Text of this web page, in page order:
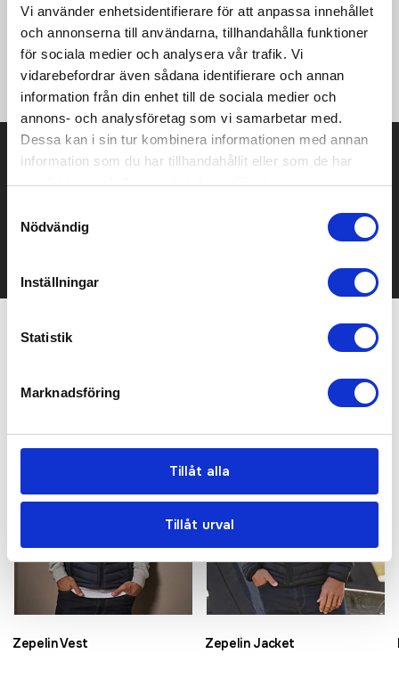
Vi använder enhetsidentifierare för att anpassa innehållet
och annonserna till användarna, tillhandahålla funktioner
för sociala medier och analysera vår trafik. Vi
vidarebefordrar även sådana identifierare och annan
information från din enhet till de sociala medier och
annons- och analysföretag som vi samarbetar med.
Dessa kan i sin tur kombinera informationen med annan
information som du har tillhandahållit eller som de har
samlat in när du har använt deras tjänster.
Nödvändig
Inställningar
Statistik
Marknadsföring
Tillåt alla
Tillåt urval
teddyfleece av återvunnen polyester. Denna mångsidiga väst
har bröstficka med dragkedja samt två sidfickor med
dragkedja. • Teddyfleece av återvunnen polyester • Bröstficka
med dragkedja • Två sidfickor med dragkedja • Regular fit
Prisuppgift på mailen?
Kontakta oss här för att få förslag på produkt och pris över
Det går också utmärkt att bara ställa frågor!
Zepelin Vest Zepelin Jacket